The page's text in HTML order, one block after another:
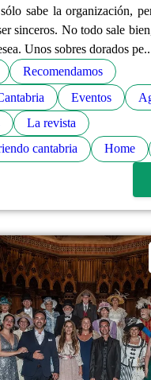
sabe la organización,
sinceros. No todo sale
Unos sobres dorados
Recomendamos
Eventos
La revista
cantabria
Home